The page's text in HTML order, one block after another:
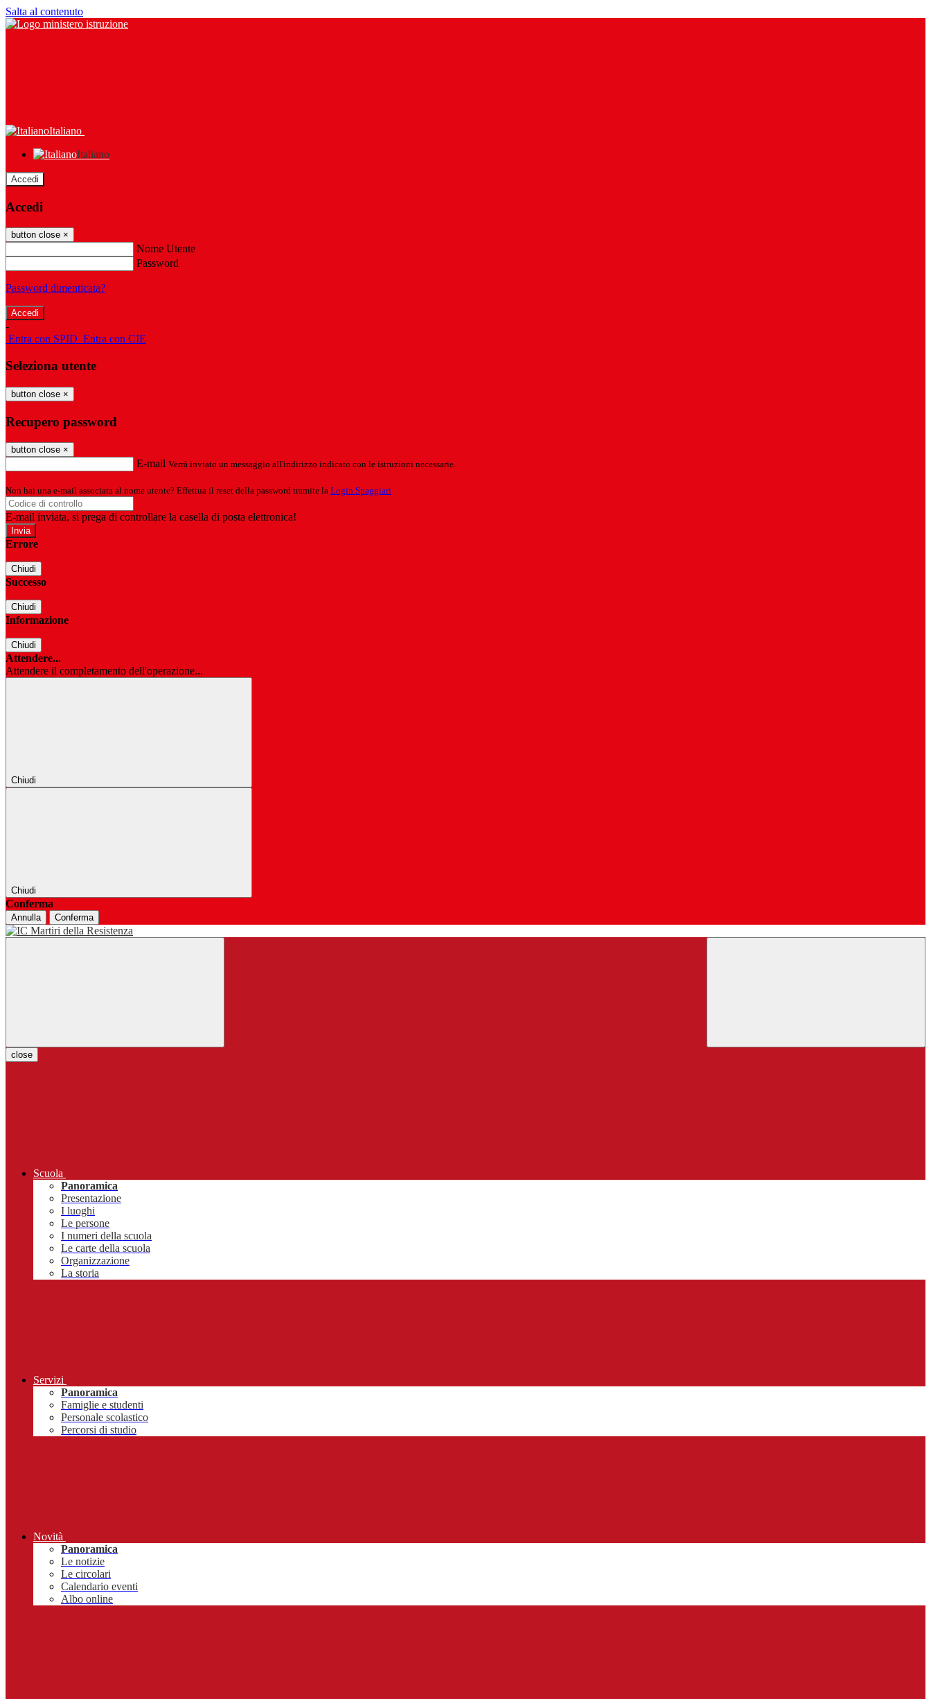
Salta al contenuto
Italiano
Italiano
Accedi
Accedi
button close ×
Nome Utente
Password
Password dimenticata?
-
Entra con SPID Entra con CIE
Seleziona utente
button close ×
Recupero password
button close ×
E-mail Verrà inviato un messaggio all'indirizzo indicato con le istruzioni necessarie.
Non hai una e-mail associata al nome utente? Effettua il reset della password tramite la Login Spaggiari
E-mail inviata, si prega di controllare la casella di posta elettronica!
Errore
Chiudi
Successo
Chiudi
Informazione
Chiudi
Attendere...
Attendere il completamento dell'operazione...
Chiudi
Chiudi
Conferma
Annulla Conferma
close
Scuola
Panoramica
Presentazione
I luoghi
Le persone
I numeri della scuola
Le carte della scuola
Organizzazione
La storia
Servizi
Panoramica
Famiglie e studenti
Personale scolastico
Percorsi di studio
Novità
Panoramica
Le notizie
Le circolari
Calendario eventi
Albo online